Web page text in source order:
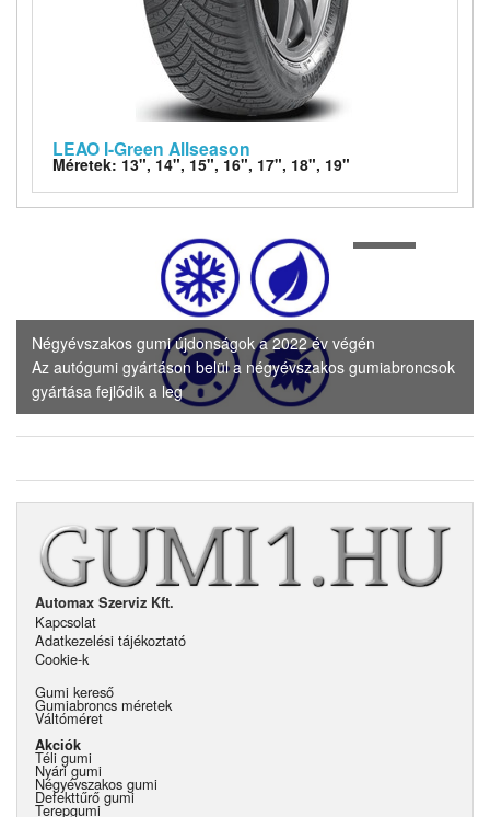
LEAO I-Green Allseason
Méretek: 13", 14", 15", 16", 17", 18", 19"
Négyévszakos gumi újdonságok a 2022 év végén
Az autógumi gyártáson belül a négyévszakos gumiabroncsok
gyártása fejlődik a leg
Automax Szerviz Kft.
Kapcsolat
Adatkezelési tájékoztató
Cookie-k
Gumi kereső
Gumiabroncs méretek
Váltóméret
Akciók
Téli gumi
Nyári gumi
Négyévszakos gumi
Defekttűrő gumi
Terepgumi